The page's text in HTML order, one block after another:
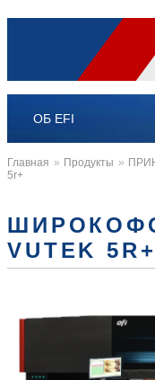
ОБ EFI
Главная » Продукты »
5r+
VUTEK 5R+